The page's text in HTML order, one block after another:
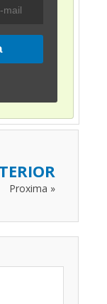
Proxima »